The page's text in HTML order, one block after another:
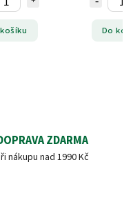
Do
ZDARMA
nákupu nad 1990 Kč